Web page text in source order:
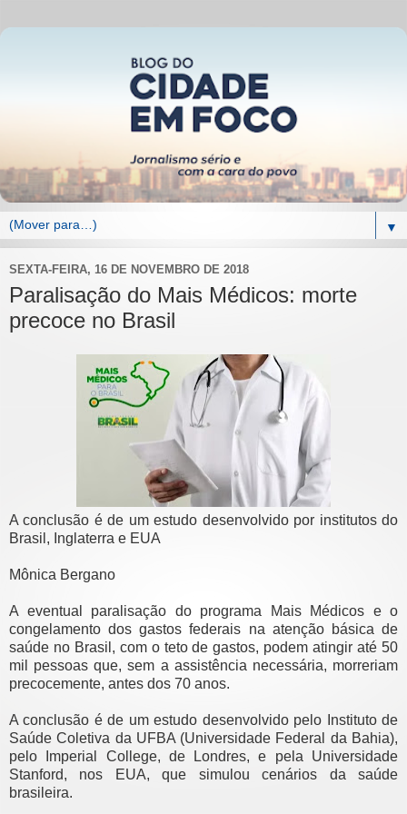
▼
SEXTA-FEIRA, 16 DE NOVEMBRO DE 2018
Paralisação do Mais Médicos: morte
precoce no Brasil
A conclusão é de um estudo desenvolvido por institutos do
Brasil, Inglaterra e EUA
Mônica Bergano
A eventual paralisação do programa Mais Médicos e o
congelamento dos gastos federais na atenção básica de
saúde no Brasil, com o teto de gastos, podem atingir até 50
mil pessoas que, sem a assistência necessária, morreriam
precocemente, antes dos 70 anos.
A conclusão é de um estudo desenvolvido pelo Instituto de
Saúde Coletiva da UFBA (Universidade Federal da Bahia),
pelo Imperial College, de Londres, e pela Universidade
Stanford, nos EUA, que simulou cenários da saúde
brasileira.